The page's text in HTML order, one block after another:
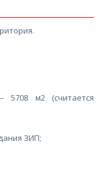
5708 м2 (считается
ЗИП;